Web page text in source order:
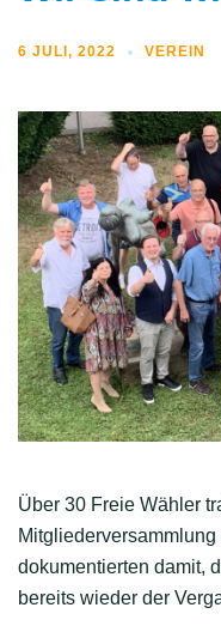
6 JULI, 2022 VEREIN
Über 30 Freie Wähler
dokumentierten damit,
bereits wieder der